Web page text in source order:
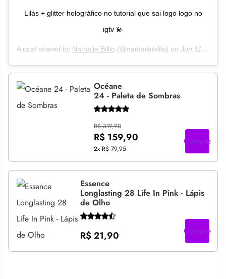
Lilás + glitter holográfico no tutorial que sai logo logo no
igtv 💫
A post shared by Nathalie Billio (@nathaliebillio) on Jun 11, 2020 at 4:58pm PDT
Océane
24 - Paleta de Sombras
R$ 319,90
R$ 159,90
2x R$ 79,95
Compre
Essence
Longlasting 28 Life In Pink - Lápis
de Olho
R$ 21,90 Compre